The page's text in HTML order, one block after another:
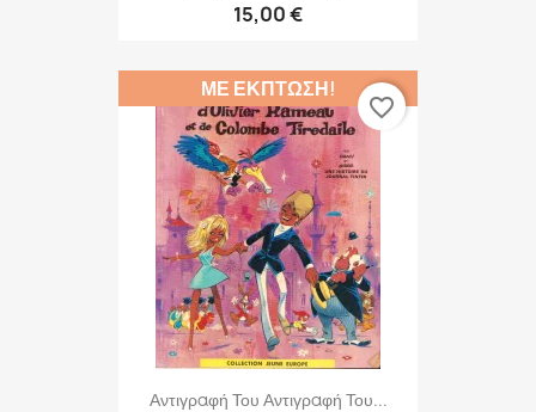
15,00 €
Αντιγραφή Του Αντιγραφή Του...
ΜΕ ΈΚΠΤΩΣΗ!
favorite_border